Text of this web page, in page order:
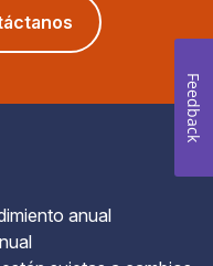
anual
Feedback